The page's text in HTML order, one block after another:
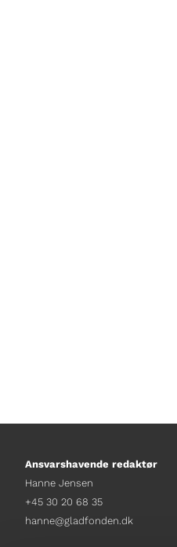
Ansvarshavende redaktør
Hanne Jensen
+45 30 20 68 35
hanne@gladfonden.dk